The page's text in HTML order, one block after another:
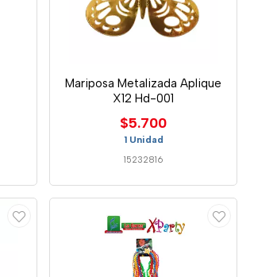
Mariposa Metalizada Aplique
X12 Hd-001
$5.700
1 Unidad
15232816